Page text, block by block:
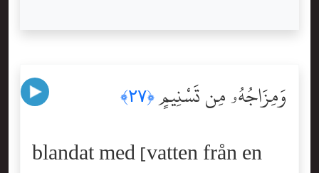
وَمِزَاجُهُۥ مِن تَسْنِيمٍ﴿٢٧﴾
blandat med [vatten från en